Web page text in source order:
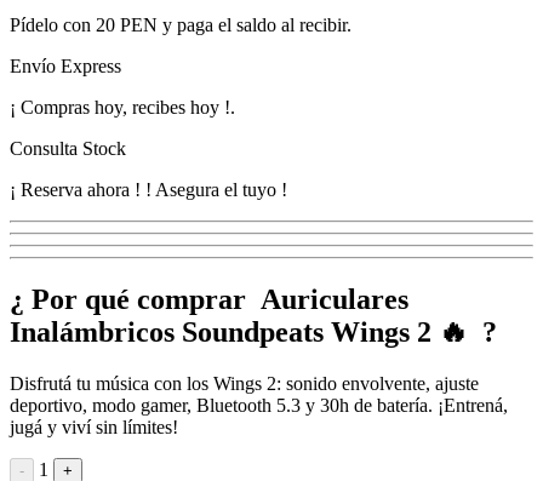
Pídelo con 20 PEN y paga el saldo al recibir.
Envío Express
¡ Compras hoy, recibes hoy !.
Consulta Stock
¡ Reserva ahora ! ! Asegura el tuyo !
¿ Por qué comprar Auriculares
Inalámbricos Soundpeats Wings 2 🔥 ?
Disfrutá tu música con los Wings 2: sonido envolvente, ajuste
deportivo, modo gamer, Bluetooth 5.3 y 30h de batería. ¡Entrená,
jugá y viví sin límites!
- 1
+